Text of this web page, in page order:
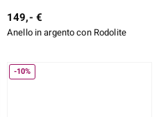
149,- €
Anello in argento con Rodolite
-10%